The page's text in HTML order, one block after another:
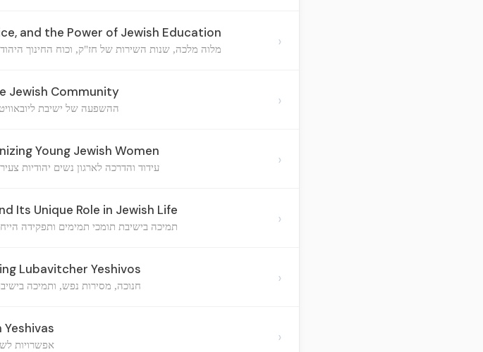
and the Power of Jewish Education
מלוה מלכה, שנות השירות של חז"ק, וכוח החינוך ›
Jewish Community
ההשפעה של ישיבת ›
Young Jewish Women
עידוד והדרכה לארגון נשים יהודיות ›
Its Unique Role in Jewish Life
תמיכה בישיבת תומכי תמימים ותפקידה ›
Lubavitcher Yeshivos
חנוכה, מסירות נפש, ותמיכה ›
אפשרויות ›